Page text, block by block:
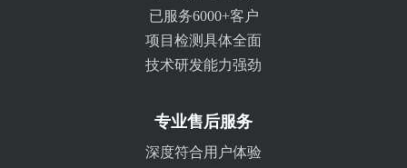
已服务6000+客户
项目检测具体全面
技术研发能力强劲
专业售后服务
深度符合用户体验